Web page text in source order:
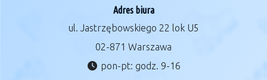
Adres biura
ul. Jastrzębowskiego 22 lok U5
02-871 Warszawa
pon-pt: godz. 9-16